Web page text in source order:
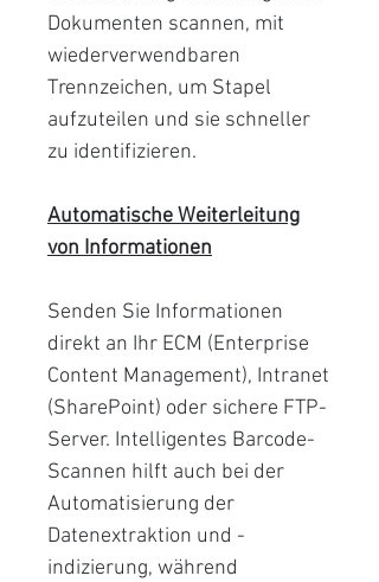
Dokumenten scannen, mit
wiederverwendbaren
Trennzeichen, um Stapel
aufzuteilen und sie schneller
zu identifizieren.
Automatische Weiterleitung
von Informationen
Senden Sie Informationen
direkt an Ihr ECM (Enterprise
Content Management), Intranet
(SharePoint) oder sichere FTP-
Server. Intelligentes Barcode-
Scannen hilft auch bei der
Automatisierung der
Datenextraktion und -
indizierung, während